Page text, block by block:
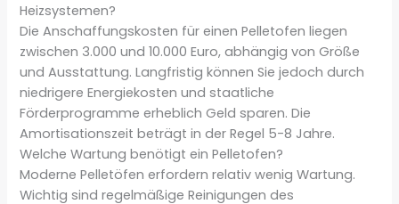
Heizsystemen?
Die Anschaffungskosten für einen Pelletofen liegen
zwischen 3.000 und 10.000 Euro, abhängig von Größe
und Ausstattung. Langfristig können Sie jedoch durch
niedrigere Energiekosten und staatliche
Förderprogramme erheblich Geld sparen. Die
Amortisationszeit beträgt in der Regel 5-8 Jahre.
Welche Wartung benötigt ein Pelletofen?
Moderne Pelletöfen erfordern relativ wenig Wartung.
Wichtig sind regelmäßige Reinigungen des